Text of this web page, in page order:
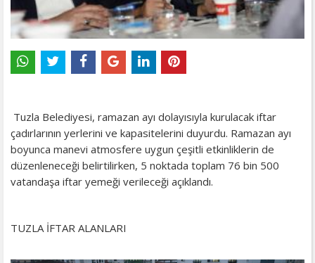
Tuzla Belediyesi, ramazan ayı dolayısıyla kurulacak iftar
çadırlarının yerlerini ve kapasitelerini duyurdu. Ramazan ayı
boyunca manevi atmosfere uygun çeşitli etkinliklerin de
düzenleneceği belirtilirken, 5 noktada toplam 76 bin 500
vatandaşa iftar yemeği verileceği açıklandı.
TUZLA İFTAR ALANLARI